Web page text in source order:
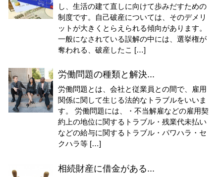
し、生活の建て直しに向けて歩みだすための
制度です。自己破産については、そのデメリ
ットが大きくとらえられる傾向があります。
一般になされている誤解の中には、選挙権が
奪われる、破産したこ […]
労働問題の種類と解決...
労働問題とは、会社と従業員との間で、雇用
関係に関して生じる法的なトラブルをいいま
す。 労働問題には、・不当解雇などの雇用契
約上の地位に関するトラブル・残業代未払い
などの給与に関するトラブル・パワハラ・セ
クハラ等 […]
相続財産に借金がある...